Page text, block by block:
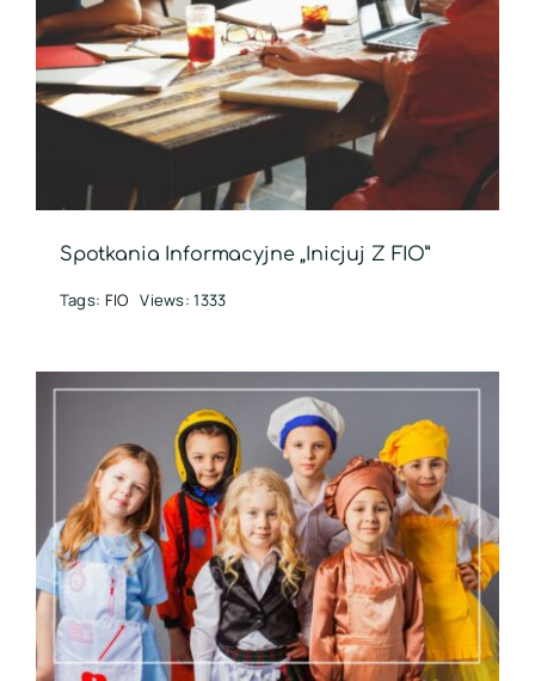
Spotkania Informacyjne „Inicjuj Z FIO”
Tags: FIO Views: 1333